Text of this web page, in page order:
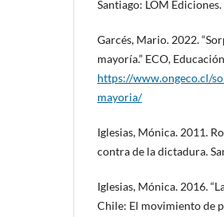
Santiago: LOM Ediciones.
Garcés, Mario. 2022.
mayoría.” ECO,
https://www.ongeco.cl/
mayoria/
Iglesias, Mónica. 2011.
contra de la dictadura.
Iglesias, Mónica. 2016.
Chile: El movimiento de